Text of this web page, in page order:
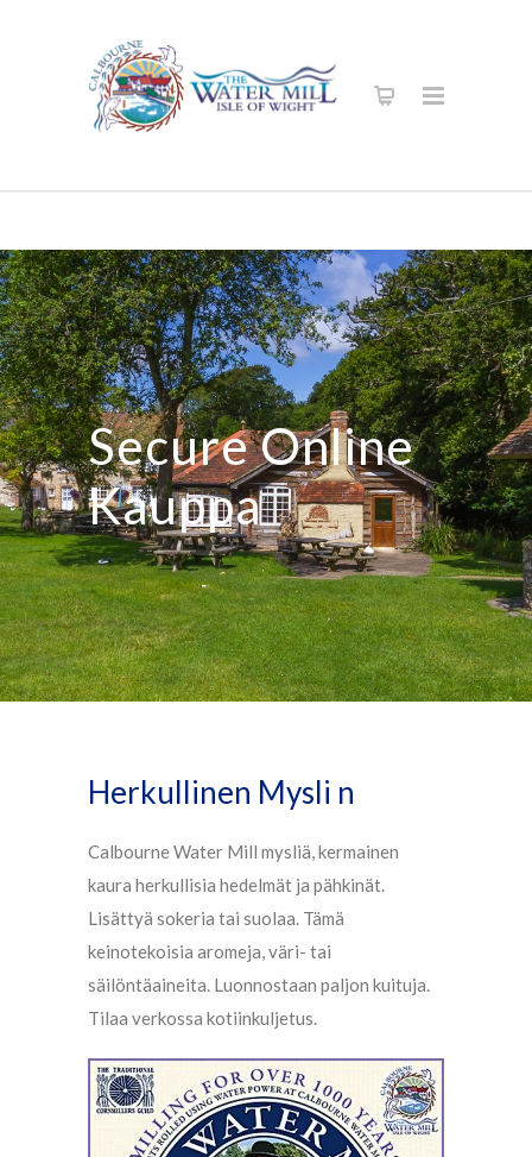
Secure Online
Kauppa
Herkullinen Mysli n
Calbourne Water Mill mysliä, kermainen
kaura herkullisia hedelmät ja pähkinät.
Lisättyä sokeria tai suolaa. Tämä
keinotekoisia aromeja, väri- tai
säilöntäaineita. Luonnostaan ​​paljon kuituja.
Tilaa verkossa kotiinkuljetus.